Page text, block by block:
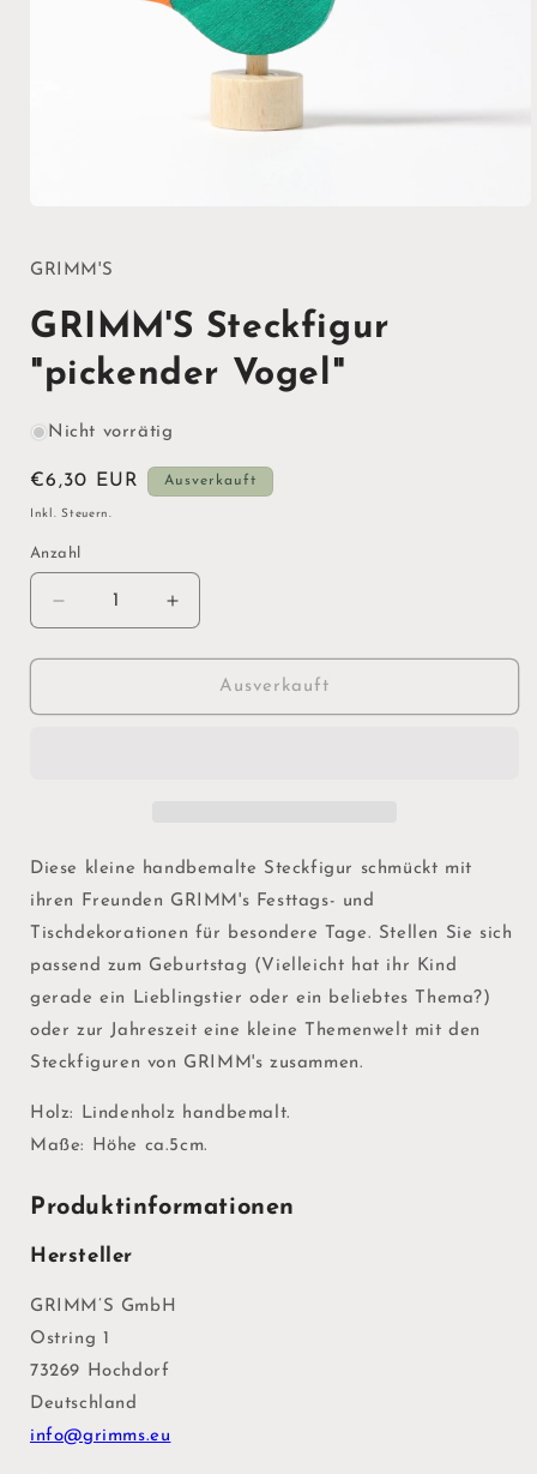
Modal
GRIMM'S
GRIMM'S Steckfigur
"pickender Vogel"
Nicht vorrätig
Normaler
Preis
€6,30 EUR Ausverkauft
Inkl. Steuern.
Anzahl
Verringere
die
Menge
GRIMM&#39;S
Erhöhe
die
Menge
GRIMM&#39;S
Ausverkauft
Diese kleine handbemalte Steckfigur schmückt mit
ihren Freunden GRIMM's Festtags- und
Tischdekorationen für besondere Tage. Stellen Sie sich
passend zum Geburtstag (Vielleicht hat ihr Kind
gerade ein Lieblingstier oder ein beliebtes Thema?)
oder zur Jahreszeit eine kleine Themenwelt mit den
Steckfiguren von GRIMM's zusammen.
Holz: Lindenholz handbemalt.
Maße: Höhe ca.5cm.
Produktinformationen
Hersteller
GRIMM’S GmbH
Ostring 1
73269 Hochdorf
Deutschland
info@grimms.eu